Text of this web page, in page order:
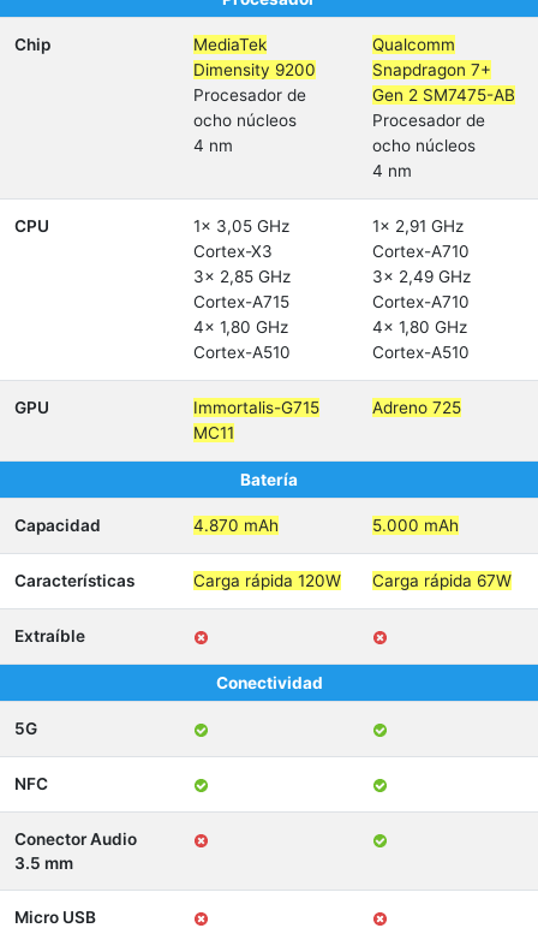
Chip
MediaTek
Dimensity 9200
Procesador de
ocho núcleos
4 nm
Qualcomm
Snapdragon 7+
Gen 2 SM7475-AB
Procesador de
ocho núcleos
4 nm
CPU
1x 3,05 GHz
Cortex-X3
3x 2,85 GHz
Cortex-A715
4x 1,80 GHz
Cortex-A510
1x 2,91 GHz
Cortex-A710
3x 2,49 GHz
Cortex-A710
4x 1,80 GHz
Cortex-A510
GPU
Immortalis-G715
MC11
Adreno 725
Batería
Capacidad 4.870 mAh 5.000 mAh
Características Carga rápida 120W Carga rápida 67W
Extraíble
Conectividad
5G
NFC
Conector Audio
3.5 mm
Micro USB